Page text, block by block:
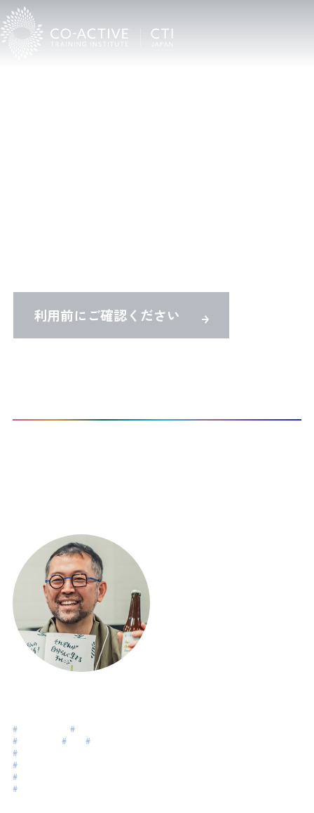
利用前にご確認ください
#元ひきこもり #アジャイル
#エンジニア #夫婦 #親子
#パートナーシップ
#システムコーチング
#プロジェクトマネジメント
#組織開発